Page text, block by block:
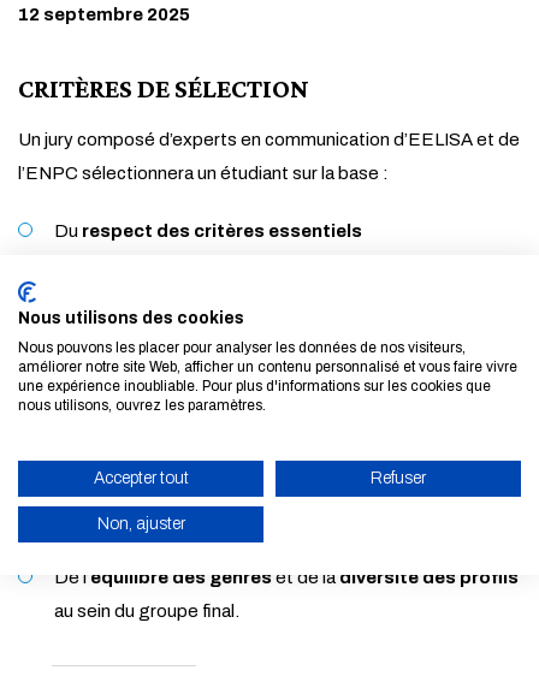
ACTIVER LE MODE ÉCO
ANNULER
12 septembre 2025
CRITÈRES DE SÉLECTION
Un jury composé d’experts en communication d’EELISA et de
l’ENPC sélectionnera un étudiant sur la base :
Du respect des critères essentiels
De laqualité et originalité
Descompétences en communication
créativité et pertinence
De l’équilibre des genreset de ladiversité des profils
au sein du groupe final.
Nous utilisons des cookies
Nous pouvons les placer pour analyser les données de nos visiteurs,
améliorer notre site Web, afficher un contenu personnalisé et vous faire vivre
une expérience inoubliable. Pour plus d'informations sur les cookies que
nous utilisons, ouvrez les paramètres.
Accepter tout Refuser
Non, ajuster